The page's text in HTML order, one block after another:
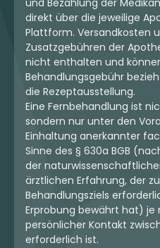
und Bezahlung der
direkt über die jeweilige
Plattform. Versandkosten
Zusatzgebühren der
nicht enthalten und
Behandlungsgebühr
die Rezeptausstellung.
Eine Fernbehandlung ist
sondern nur unter den
Einhaltung anerkannter
Sinne des § 630a BGB
der
ärztlichen Erfahrung, der
Behandlungsziels
Erprobung bewährt hat) je
persönlicher Kontakt
erforderlich ist.